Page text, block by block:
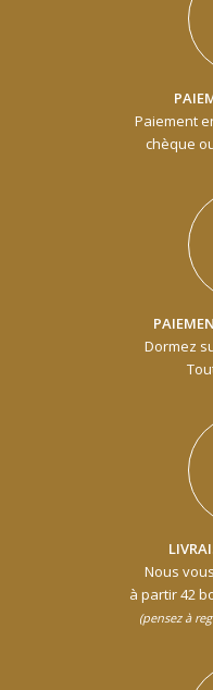
Paiement
chèque
Dormez
Nous
à partir 42
(pensez à